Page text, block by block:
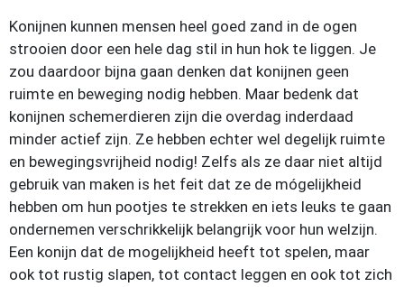
Konijnen kunnen mensen heel goed zand in de ogen
strooien door een hele dag stil in hun hok te liggen. Je
zou daardoor bijna gaan denken dat konijnen geen
ruimte en beweging nodig hebben. Maar bedenk dat
konijnen schemerdieren zijn die overdag inderdaad
minder actief zijn. Ze hebben echter wel degelijk ruimte
en bewegingsvrijheid nodig! Zelfs als ze daar niet altijd
gebruik van maken is het feit dat ze de mógelijkheid
hebben om hun pootjes te strekken en iets leuks te gaan
ondernemen verschrikkelijk belangrijk voor hun welzijn.
Een konijn dat de mogelijkheid heeft tot spelen, maar
ook tot rustig slapen, tot contact leggen en ook tot zich